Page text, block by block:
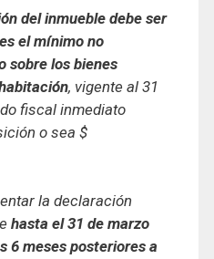
del inmueble debe ser
el mínimo no
sobre los bienes
, vigente al 31
fiscal inmediato
o sea $
la declaración
hasta el 31 de marzo
6 meses posteriores a